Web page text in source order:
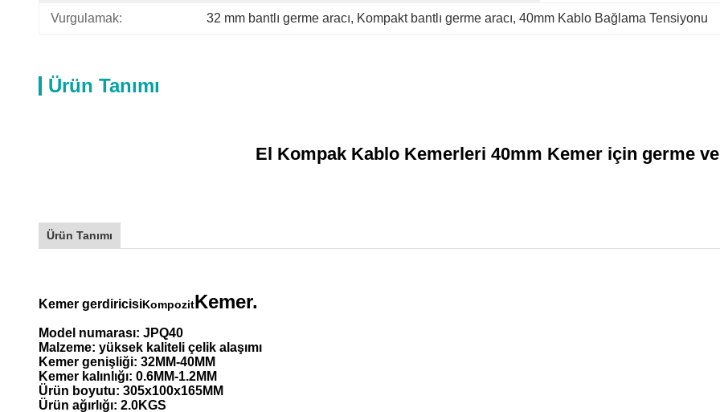
Vurgulamak: 32 mm bantlı germe aracı, Kompakt bantlı germe aracı, 40mm Kablo Bağlama Tensiyonu
Ürün Tanımı
El Kompak Kablo Kemerleri 40mm Kemer için germe ve
Ürün Tanımı
Kemer gerdiricisiKompozitKemer.
Model numarası: JPQ40
Malzeme: yüksek kaliteli çelik alaşımı
Kemer genişliği: 32MM-40MM
Kemer kalınlığı: 0.6MM-1.2MM
Ürün boyutu: 305x100x165MM
Ürün ağırlığı: 2.0KGS